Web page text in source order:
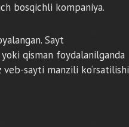
bosqichli kompaniya.
Sayt
qisman foydalanilganda
veb-sayti manzili ko‘rsatilishi